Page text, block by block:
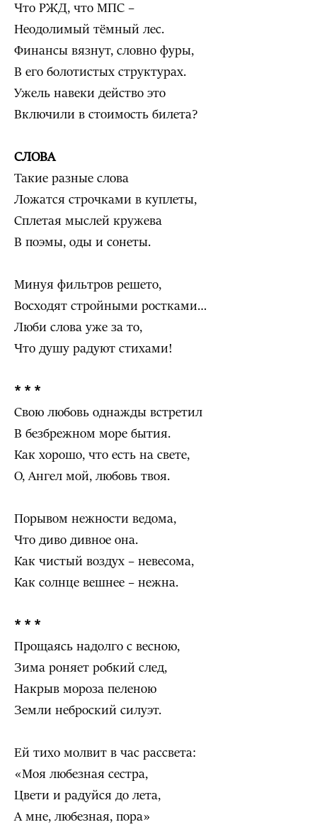
Что РЖД, что МПС –
Неодолимый тёмный лес.
Финансы вязнут, словно фуры,
В его болотистых структурах.
Ужель навеки действо это
Включили в стоимость билета?
СЛОВА
Такие разные слова
Ложатся строчками в куплеты,
Сплетая мыслей кружева
В поэмы, оды и сонеты.
Минуя фильтров решето,
Восходят стройными ростками…
Люби слова уже за то,
Что душу радуют стихами!
* * *
Свою любовь однажды встретил
В безбрежном море бытия.
Как хорошо, что есть на свете,
О, Ангел мой, любовь твоя.
Порывом нежности ведома,
Что диво дивное она.
Как чистый воздух – невесома,
Как солнце вешнее – нежна.
* * *
Прощаясь надолго с весною,
Зима роняет робкий след,
Накрыв мороза пеленою
Земли неброский силуэт.
Ей тихо молвит в час рассвета:
«Моя любезная сестра,
Цвети и радуйся до лета,
А мне, любезная, пора»